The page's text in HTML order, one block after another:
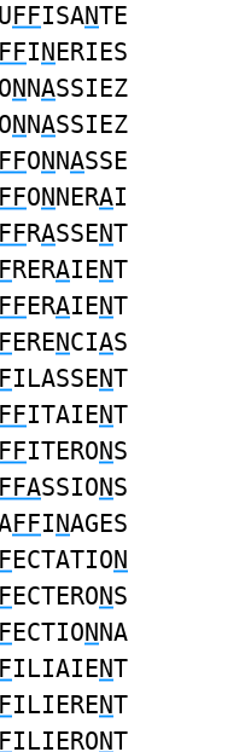
FFISANTE
INERIES
ONNASSIEZ
ONNASSIEZ
FFONNASSE
FFONNERAI
FFRASSENT
RERAIENT
FFERAIENT
ERENCIAS
FILASSENT
ITAIENT
ITERONS
FFASSIONS
FFINAGES
ECTATION
ECTERONS
ECTIONNA
ILIAIENT
ILIERENT
ILIERONT